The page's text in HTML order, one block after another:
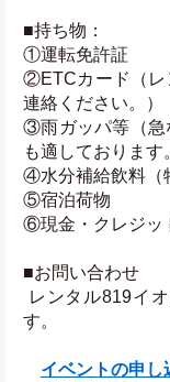
■持ち物：
①運転免許証
②ETCカード（レ
連絡ください。）
③雨ガッパ等（急
も適しております
④水分補給飲料（
⑤宿泊荷物
⑥現金・クレジッ
■お問い合わせ
す。
イベントの申し